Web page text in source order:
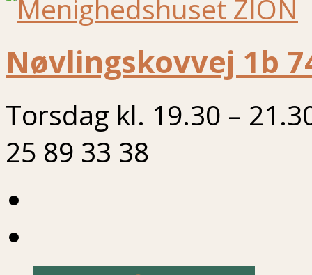
Nøvlingskovvej 1b
Torsdag kl. 19.30 –
25 89 33 38